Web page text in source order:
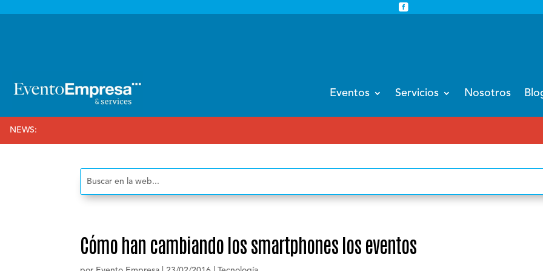

Eventos Servicios Nosotros
NEWS: EVENTOS
Cómo han cambiando los smartphones los eventos